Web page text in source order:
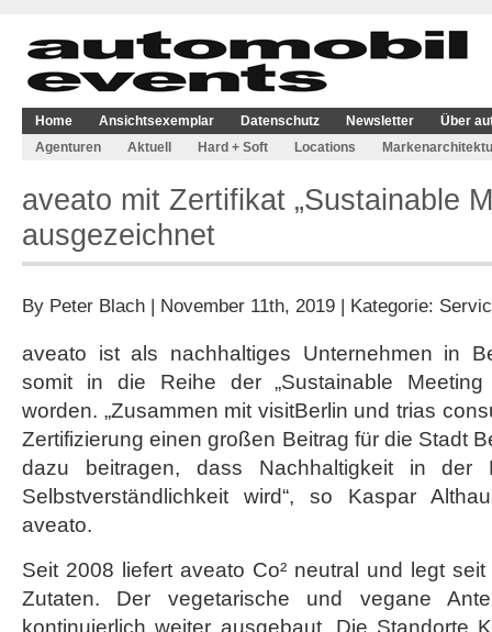
Home Ansichtsexemplar Datenschutz Newsletter
Über
Agenturen
Aktuell Hard + Soft Locations
aveato mit Zertifikat „Sustainable
ausgezeichnet
By Peter Blach | November 11th, 2019 | Kategorie:
aveato ist als nachhaltiges Unternehmen in
somit in die Reihe der „Sustainable Meeting
worden. „Zusammen mit visitBerlin und trias
Zertifizierung einen großen Beitrag für die Stadt
dazu beitragen, dass Nachhaltigkeit in der
Selbstverständlichkeit wird“, so Kaspar
aveato.
Seit 2008 liefert aveato Co² neutral und legt
Zutaten. Der vegetarische und vegane
kontinuierlich weiter ausgebaut. Die Standorte